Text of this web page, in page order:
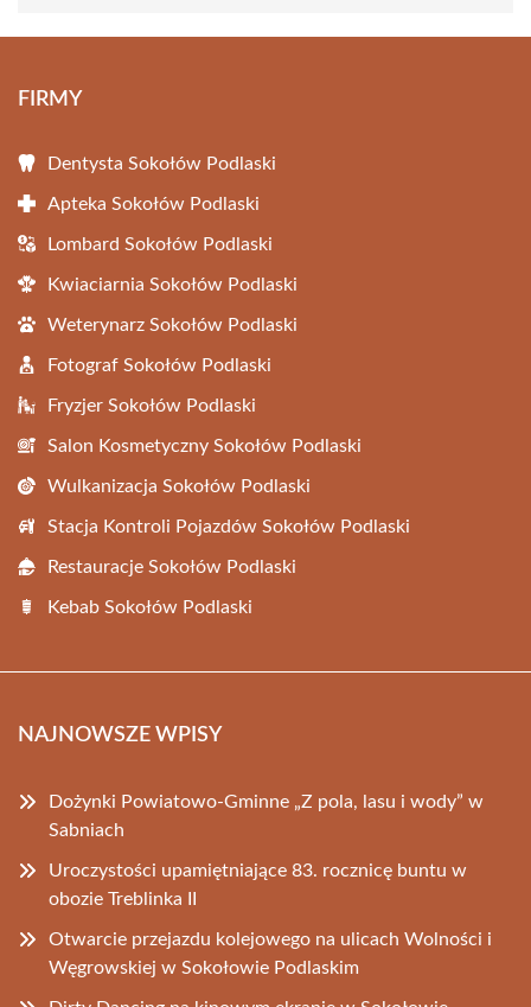
FIRMY
Dentysta Sokołów Podlaski
Apteka Sokołów Podlaski
Lombard Sokołów Podlaski
Kwiaciarnia Sokołów Podlaski
Weterynarz Sokołów Podlaski
Fotograf Sokołów Podlaski
Fryzjer Sokołów Podlaski
Salon Kosmetyczny Sokołów Podlaski
Wulkanizacja Sokołów Podlaski
Stacja Kontroli Pojazdów Sokołów Podlaski
Restauracje Sokołów Podlaski
Kebab Sokołów Podlaski
NAJNOWSZE WPISY
Dożynki Powiatowo-Gminne „Z pola, lasu i wody” w
Sabniach
Uroczystości upamiętniające 83. rocznicę buntu w
obozie Treblinka II
Otwarcie przejazdu kolejowego na ulicach Wolności i
Węgrowskiej w Sokołowie Podlaskim